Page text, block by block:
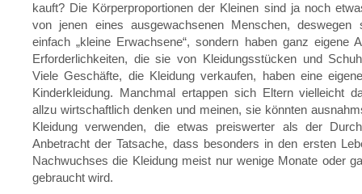
kauft? Die Körperproportionen der Kleinen sind ja noch
von jenen eines ausgewachsenen Menschen, deswegen
einfach „kleine Erwachsene“, sondern haben ganz eigene
Erforderlichkeiten, die sie von Kleidungsstücken und
Viele Geschäfte, die Kleidung verkaufen, haben eine
Kinderkleidung. Manchmal ertappen sich Eltern vielleicht
allzu wirtschaftlich denken und meinen, sie könnten
Kleidung verwenden, die etwas preiswerter als der
Anbetracht der Tatsache, dass besonders in den ersten
Nachwuchses die Kleidung meist nur wenige Monate oder
gebraucht wird.